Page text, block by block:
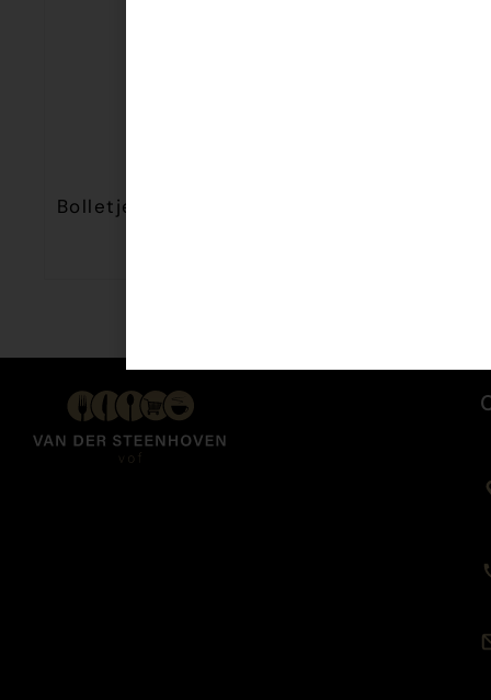
Bolletje Beschuit Volkoren 13st 146gr